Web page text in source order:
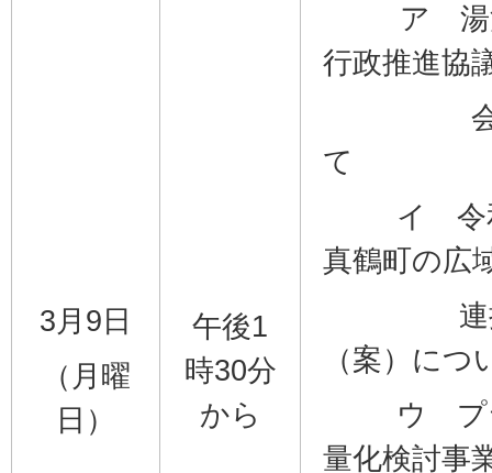
3月9日
（月曜
日）
午後1
時30分
から
ア 湯河
行政推進協
会委員
て
イ 令和8
真鶴町の広
連携に
（案）につ
ウ プラ
量化検討事